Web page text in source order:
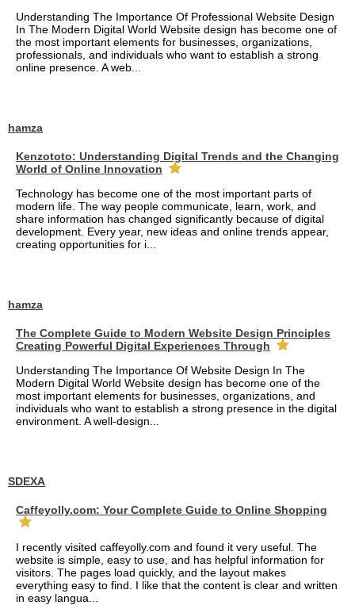
Understanding The Importance Of Professional Website Design
In The Modern Digital World Website design has become one of
the most important elements for businesses, organizations,
professionals, and individuals who want to establish a strong
online presence. A web...
hamza
Kenzototo: Understanding Digital Trends and the Changing
World of Online Innovation
Technology has become one of the most important parts of
modern life. The way people communicate, learn, work, and
share information has changed significantly because of digital
development. Every year, new ideas and online trends appear,
creating opportunities for i...
hamza
The Complete Guide to Modern Website Design Principles
Creating Powerful Digital Experiences Through
Understanding The Importance Of Website Design In The
Modern Digital World Website design has become one of the
most important elements for businesses, organizations, and
individuals who want to establish a strong presence in the digital
environment. A well-design...
SDEXA
Caffeyolly.com: Your Complete Guide to Online Shopping
I recently visited caffeyolly.com and found it very useful. The
website is simple, easy to use, and has helpful information for
visitors. The pages load quickly, and the layout makes
everything easy to find. I like that the content is clear and written
in easy langua...